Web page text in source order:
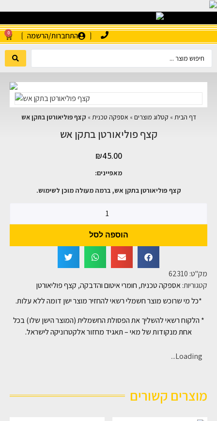
התחברות/הרשמה 0
דף הבית » קטלוג מוצרים » אספקה טכנית » קצף פוליאורטן בתקן אש
קצף פוליאורטן בתקן אש
₪45.00
מאפיינים:
קצף פוליאורטן בתקן אש, ברמה מעולה מוכן לשימוש.
הוספה לסל
מק"ט: 62310
קטגוריות:אספקה טכנית, חומרי איטום והדבקה, קצף פוליאורטן
*כל מי שרוכש מוצר חשמלי רשאי להחזיר מוצר ישן דומה ללא עלות.
* הלקוח רשאי להשליך את הפסולת החשמלית (המוצר הישן שלו) בכל
אחת מנקודות של מאי – תאגיד מחזור אלקטרוניקה לישראל.
Loading...
מוצרים קשורים